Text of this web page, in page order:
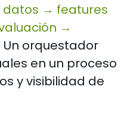
datos → features
→
Un orquestador
en un proceso
y visibilidad de